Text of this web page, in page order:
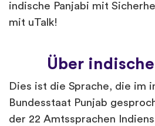
indische Panjabi mit
mit uTalk!
Über
Dies ist die Sprache, die im
Bundesstaat Punjab
der 22 Amtssprachen